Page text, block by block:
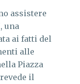
assistere
, una
ai fatti del
alle
Piazza
il